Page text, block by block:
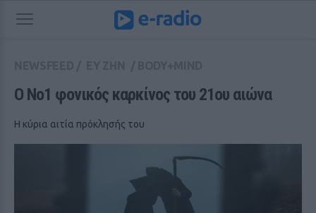
Ο Νο1 φονικός καρκίνος του 21ου αιώνα
Η κύρια αιτία πρόκλησής του